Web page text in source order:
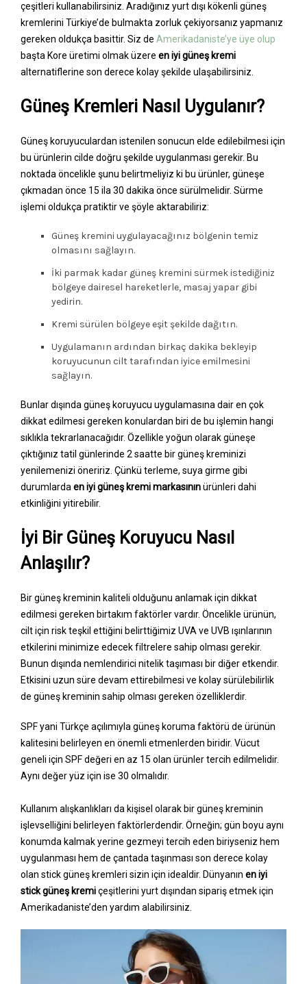
çeşitleri kullanabilirsiniz. Aradığınız yurt dışı kökenli güneş
kremlerini Türkiye’de bulmakta zorluk çekiyorsanız yapmanız
gereken oldukça basittir. Siz de Amerikadaniste’ye üye olup
başta Kore üretimi olmak üzere en iyi güneş kremi
alternatiflerine son derece kolay şekilde ulaşabilirsiniz.
Güneş Kremleri Nasıl Uygulanır?
Güneş koruyuculardan istenilen sonucun elde edilebilmesi için
bu ürünlerin cilde doğru şekilde uygulanması gerekir. Bu
noktada öncelikle şunu belirtmeliyiz ki bu ürünler, güneşe
çıkmadan önce 15 ila 30 dakika önce sürülmelidir. Sürme
işlemi oldukça pratiktir ve şöyle aktarabiliriz:
Güneş kremini uygulayacağınız bölgenin temiz
olmasını sağlayın.
İki parmak kadar güneş kremini sürmek istediğiniz
bölgeye dairesel hareketlerle, masaj yapar gibi
yedirin.
Kremi sürülen bölgeye eşit şekilde dağıtın.
Uygulamanın ardından birkaç dakika bekleyip
koruyucunun cilt tarafından iyice emilmesini
sağlayın.
Bunlar dışında güneş koruyucu uygulamasına dair en çok
dikkat edilmesi gereken konulardan biri de bu işlemin hangi
sıklıkla tekrarlanacağıdır. Özellikle yoğun olarak güneşe
çıktığınız tatil günlerinde 2 saatte bir güneş kreminizi
yenilemenizi öneririz. Çünkü terleme, suya girme gibi
durumlardaen iyi güneş kremi markasınınürünleri dahi
etkinliğini yitirebilir.
İyi Bir Güneş Koruyucu Nasıl
Anlaşılır?
Bir güneş kreminin kaliteli olduğunu anlamak için dikkat
edilmesi gereken birtakım faktörler vardır. Öncelikle ürünün,
cilt için risk teşkil ettiğini belirttiğimiz UVA ve UVB ışınlarının
etkilerini minimize edecek filtrelere sahip olması gerekir.
Bunun dışında nemlendirici nitelik taşıması bir diğer etkendir.
Etkisini uzun süre devam ettirebilmesi ve kolay sürülebilirlik
de güneş kreminin sahip olması gereken özelliklerdir.
SPF yani Türkçe açılımıyla güneş koruma faktörü de ürünün
kalitesini belirleyen en önemli etmenlerden biridir. Vücut
geneli için SPF değeri en az 15 olan ürünler tercih edilmelidir.
Aynı değer yüz için ise 30 olmalıdır.
Kullanım alışkanlıkları da kişisel olarak bir güneş kreminin
işlevselliğini belirleyen faktörlerdendir. Örneğin; gün boyu aynı
konumda kalmak yerine gezmeyi tercih eden biriyseniz hem
uygulanması hem de çantada taşınması son derece kolay
olan stick güneş kremleri sizin için idealdir. Dünyanın en iyi
stick güneş kremiçeşitlerini yurt dışından sipariş etmek için
Amerikadaniste’den yardım alabilirsiniz.